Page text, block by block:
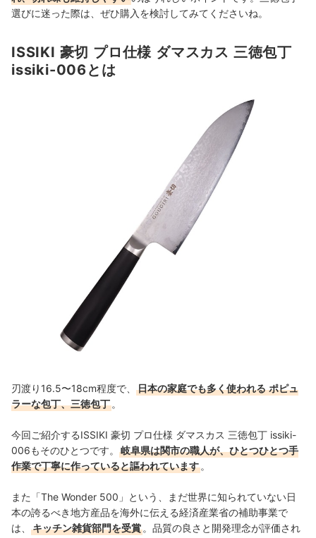
選びに迷った際は、ぜひ購入を検討してみてくださいね。
ISSIKI 豪切 プロ仕様 ダマスカス 三徳包丁
issiki-006とは
刃渡り16.5〜18cm程度で、 日本の家庭でも多く使われる ポピュ
ラーな包丁、三徳包丁 。
今回ご紹介するISSIKI 豪切 プロ仕様 ダマスカス 三徳包丁 issiki-
006もそのひとつです。
岐阜県は関市の職人が、ひとつひとつ手
作業で丁寧に作っていると謳われています 。
また「The Wonder 500」という、まだ世界に知られていない日
本の誇るべき地方産品を海外に伝える経済産業省の補助事業で
は、
キッチン雑貨部門を受賞 。品質の良さと開発理念が評価され